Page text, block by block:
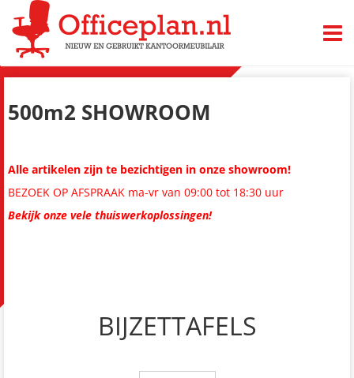
500m2 SHOWROOM
Alle artikelen zijn te bezichtigen in onze showroom!
BEZOEK OP AFSPRAAK ma-vr van 09:00 tot 18:30 uur
Bekijk onze vele thuiswerkoplossingen!
BIJZETTAFELS